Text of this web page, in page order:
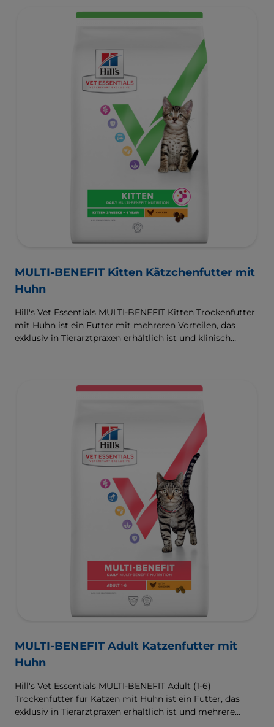
MULTI-BENEFIT Kitten Kätzchenfutter mit
Huhn
Hill's Vet Essentials MULTI-BENEFIT Kitten Trockenfutter
mit Huhn ist ein Futter mit mehreren Vorteilen, das
exklusiv in Tierarztpraxen erhältlich ist und klinisch
aus präbiotischen Fasern, versorgt das Mikrobiom in der
Wohlbefinden. Entwickelt mit Omega-3-Fettsäuren zur
Unterstützung der Entwicklung des Gehirns und
Antioxidantien zur Unterstützung des Immunsystems
während der Entwicklung.
Für eine bessere Zukunft, die bereits heute beginnt.
MULTI-BENEFIT Adult Katzenfutter mit
Huhn
Hill's Vet Essentials MULTI-BENEFIT Adult (1-6)
Trockenfutter für Katzen mit Huhn ist ein Futter, das
exklusiv in Tierarztpraxen erhältlich ist und mehrere